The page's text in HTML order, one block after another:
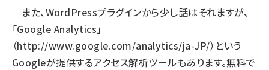
また、WordPressプラグインから少し話はそれますが、
「Google Analytics」
（http://www.google.com/analytics/ja-JP/）という
Googleが提供するアクセス解析ツールもあります。無料で